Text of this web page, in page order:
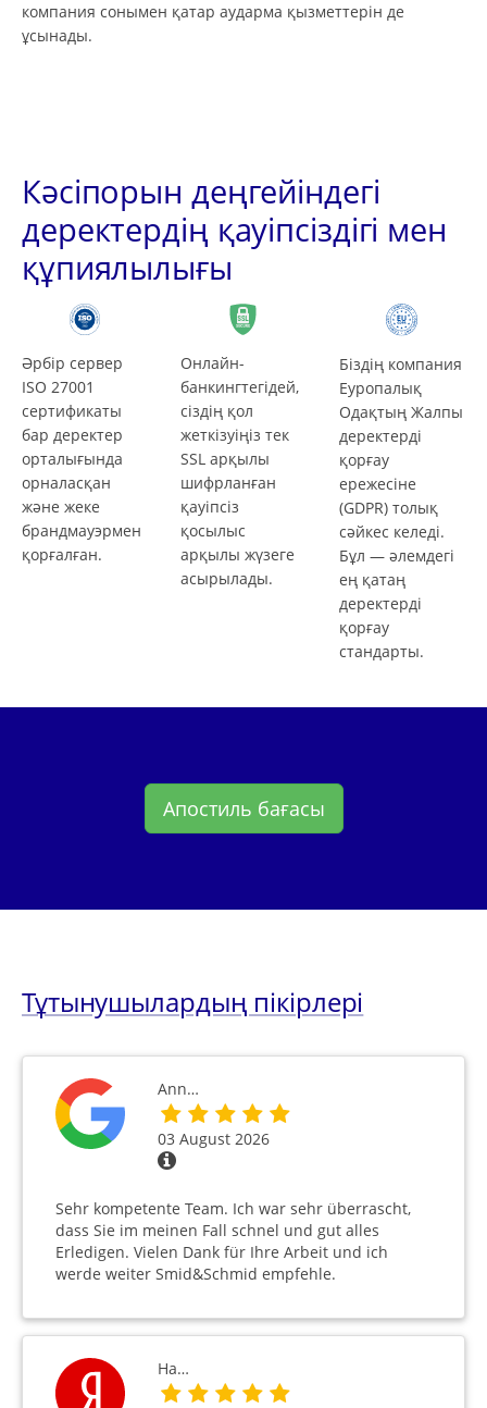
компания сонымен қатар аударма қызметтерін де
ұсынады.
Кәсіпорын деңгейіндегі
деректердің қауіпсіздігі мен
құпиялылығы
Әрбір сервер
ISO 27001
сертификаты
бар деректер
орталығында
орналасқан
және жеке
брандмауэрмен
қорғалған.
Онлайн-
банкингтегідей,
сіздің қол
жеткізуіңіз тек
SSL арқылы
шифрланған
қауіпсіз
қосылыс
арқылы жүзеге
асырылады.
Біздің компания
Еуропалық
Одақтың Жалпы
деректерді
қорғау
ережесіне
(GDPR) толық
сәйкес келеді.
Бұл — әлемдегі
ең қатаң
деректерді
қорғау
стандарты.
Апостиль бағасы
Тұтынушылардың пікірлері
Ann…
03 August 2026
Sehr kompetente Team. Ich war sehr überrascht,
dass Sie im meinen Fall schnel und gut alles
Erledigen. Vielen Dank für Ihre Arbeit und ich
werde weiter Smid&Schmid empfehle.
На…